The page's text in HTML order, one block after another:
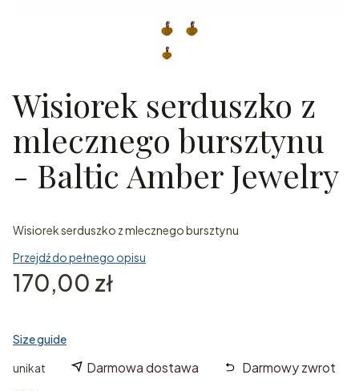
Wisiorek serduszko z
mlecznego bursztynu
- Baltic Amber Jewelry
Wisiorek serduszko z mlecznego bursztynu
Przejdź do pełnego opisu
Cena
170,00 zł
Size guide
unikat
Darmowa dostawa Darmowy zwrot